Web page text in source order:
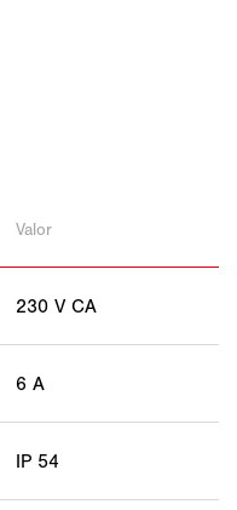
Valor
230 V CA
6 A
IP 54